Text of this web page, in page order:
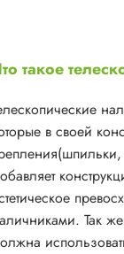
такое
в своей
Так